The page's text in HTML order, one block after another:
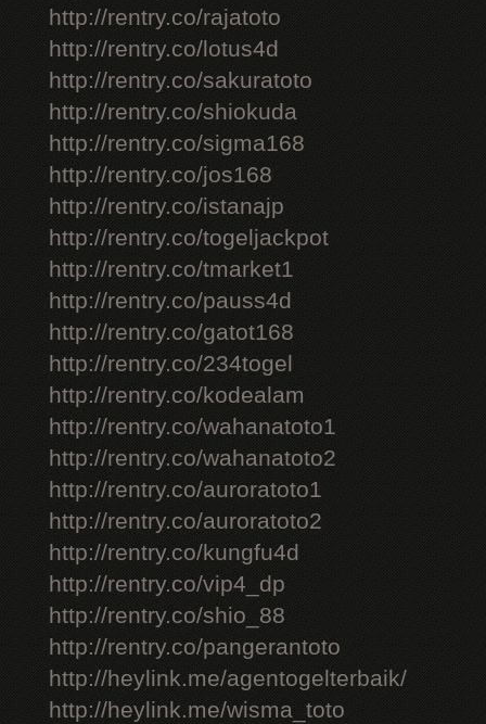
http://rentry.co/rajatoto
http://rentry.co/lotus4d
http://rentry.co/sakuratoto
http://rentry.co/shiokuda
http://rentry.co/sigma168
http://rentry.co/jos168
http://rentry.co/istanajp
http://rentry.co/togeljackpot
http://rentry.co/tmarket1
http://rentry.co/pauss4d
http://rentry.co/gatot168
http://rentry.co/234togel
http://rentry.co/kodealam
http://rentry.co/wahanatoto1
http://rentry.co/wahanatoto2
http://rentry.co/auroratoto1
http://rentry.co/auroratoto2
http://rentry.co/kungfu4d
http://rentry.co/vip4_dp
http://rentry.co/shio_88
http://rentry.co/pangerantoto
http://heylink.me/agentogelterbaik/
http://heylink.me/wisma_toto